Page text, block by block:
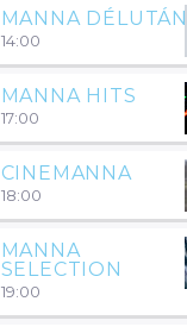
MANNA DÉLUTÁN
14:00
MANNA HITS
17:00
CINEMANNA
18:00
MANNA
SELECTION
19:00